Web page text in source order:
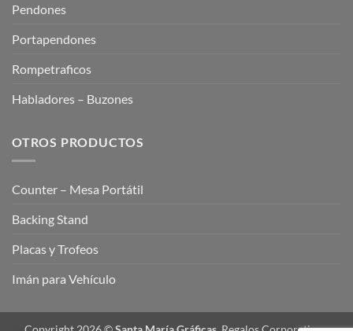
Pendones
Portapendones
Rompetraficos
Habladores – Buzones
OTROS PRODUCTOS
Counter – Mesa Portátil
Backing Stand
Placas y Trofeos
Imán para Vehículo